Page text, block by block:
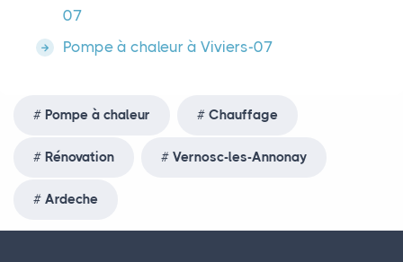
07
Pompe à chaleur à Viviers-07
Pompe à chaleur Chauffage
Rénovation Vernosc-les-Annonay
Ardeche